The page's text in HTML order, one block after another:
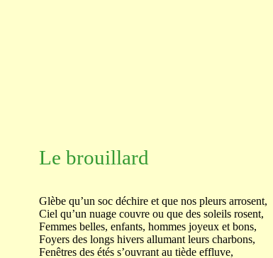
Le brouillard
Glèbe qu’un soc déchire et que nos pleurs arrosent,
Ciel qu’un nuage couvre ou que des soleils rosent,
Femmes belles, enfants, hommes joyeux et bons,
Foyers des longs hivers allumant leurs charbons,
Fenêtres des étés s’ouvrant au tiède effluve,